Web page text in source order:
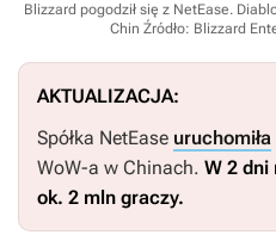
Blizzard pogodził się z NetEase.
Chin Źródło: Blizzard
AKTUALIZACJA:
Spółka NetEase uruchomiła
WoW-a w Chinach. W 2 dni
ok. 2 mln graczy.